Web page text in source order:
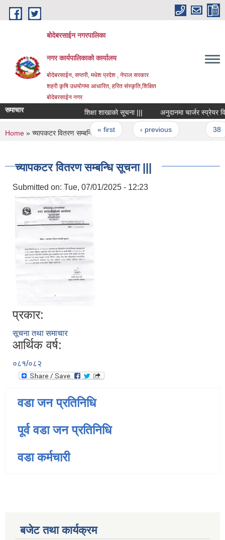
Skip to main content
बोदेबरसाईन नगरपालिका
नगर कार्यपालिकाको कार्यालय
बोदेबरसाईन, सप्तरी, मधेश प्रदेश , नेपाल सरकार
शहरी कृषि उधयोगमा आधारित, हरित संस्कृति,शिक्षित
बोदेबरसाईन नगर
समाचार शिक्षा शाखाको सूचना ||| अनुदानमा चार्जर स्प्रेयर
Pages
« first ‹ previous
You are here
Home » च्यापकटर वितरण सम्बन्धि सूचना |||
च्यापकटर वितरण सम्बन्धि सूचना |||
Submitted on: Tue, 07/01/2025 - 12:23
प्रकार:
सूचना तथा समाचार
आर्थिक वर्ष:
०८१/०८२
वडा जन प्रतिनिधि
पूर्व वडा जन प्रतिनिधि
वडा कर्मचारी
बजेट तथा कार्यक्रम